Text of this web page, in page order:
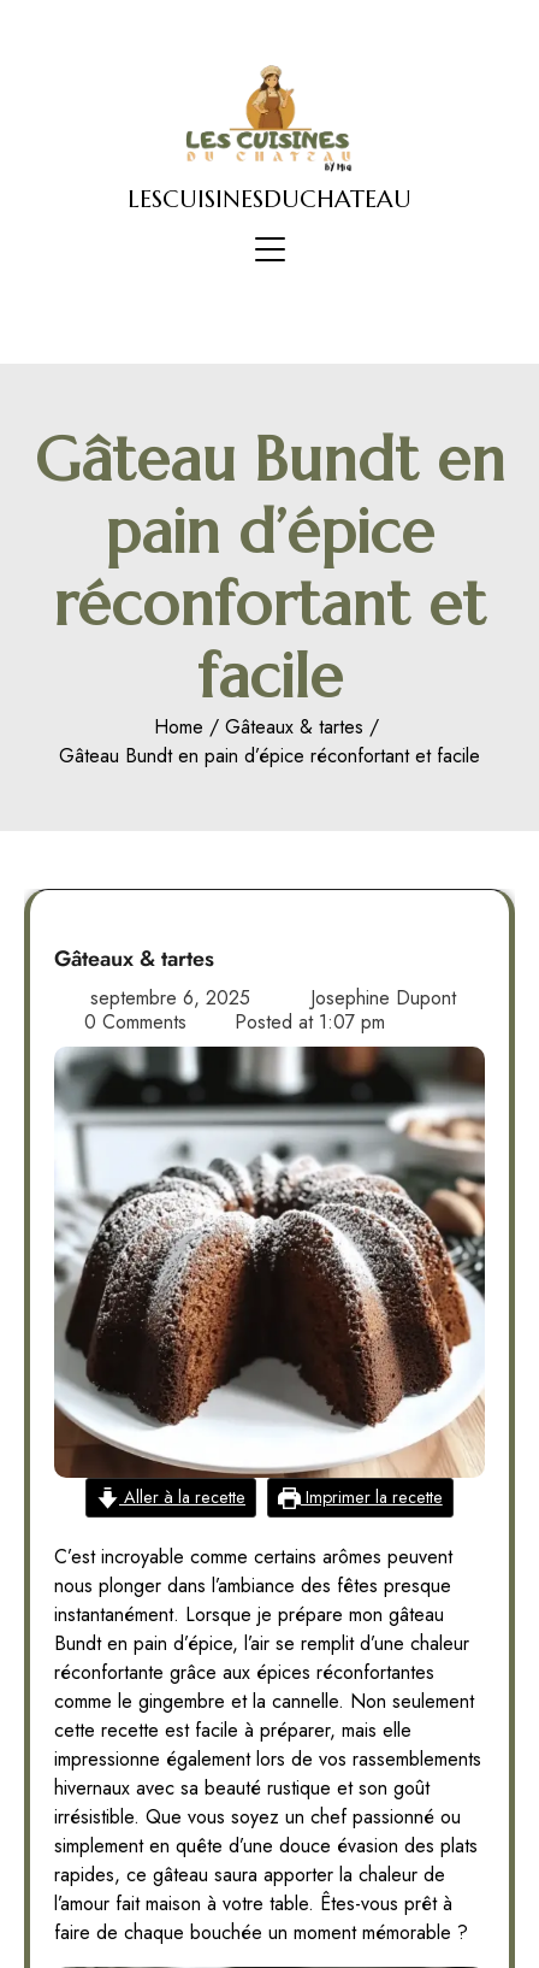
LESCUISINESDUCHATEAU
Gâteau Bundt en
pain d’épice
réconfortant et
facile
Home
Gâteaux & tartes
Gâteau Bundt en pain d’épice réconfortant et facile
Gâteaux & tartes
septembre 6, 2025
Josephine Dupont
0 Comments
Posted at 1:07 pm
Aller à la recette Imprimer la recette
C’est incroyable comme certains arômes peuvent
nous plonger dans l’ambiance des fêtes presque
instantanément. Lorsque je prépare mon gâteau
Bundt en pain d’épice, l’air se remplit d’une chaleur
réconfortante grâce aux épices réconfortantes
comme le gingembre et la cannelle. Non seulement
cette recette est facile à préparer, mais elle
impressionne également lors de vos rassemblements
hivernaux avec sa beauté rustique et son goût
irrésistible. Que vous soyez un chef passionné ou
simplement en quête d’une douce évasion des plats
rapides, ce gâteau saura apporter la chaleur de
l’amour fait maison à votre table. Êtes-vous prêt à
faire de chaque bouchée un moment mémorable ?